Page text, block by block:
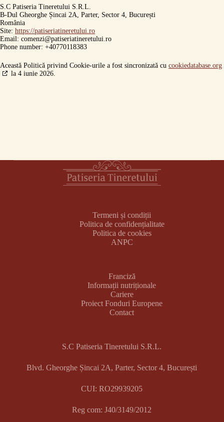
S.C Patiseria Tineretului S.R.L.
B-Dul Gheorghe Șincai 2A, Parter, Sector 4, București
România
Site: https://patiseriatineretului.ro
Email: comenzi@patiseriatineretului.ro
Phone number: +40770118383
Această Politică privind Cookie-urile a fost sincronizată cu cookiedatabase.org
la 4 iunie 2026.
Termeni și condiții
Politica de confidențialitate
Politica de cookies
ANPC
Franciză
Informații nutriționale
Cariere
Proiect Fonduri Europene
Contact
S.C Patiseria Tineretului S.R.L.
Blvd. Gheorghe Șincai 2A, Parter, Sector 4, București
CUI: RO29939205
Reg com: J40/3149/2012